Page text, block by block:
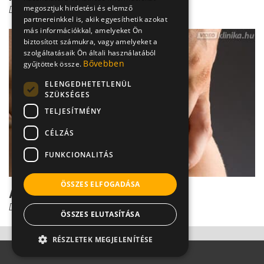
Dr. Pantó Tamás
A csipőficam diagnózisa
Dr. Pantó Tamás
megosztjuk hirdetési és elemző
partnereinkkel is, akik egyesíthetik azokat
más információkkal, amelyeket Ön
biztosított számukra, vagy amelyeket a
szolgáltatásaik Ön általi használatából
gyűjtöttek össze. Bővebben
ELENGEDHETETLENÜL
SZÜKSÉGES
TELJESÍTMÉNY
CÉLZÁS
FUNKCIONALITÁS
ÖSSZES ELFOGADÁSA
ÖSSZES ELUTASÍTÁSA
RÉSZLETEK MEGJELENÍTÉSE